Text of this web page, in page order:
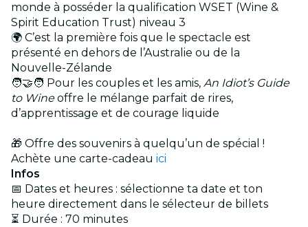
monde à posséder la qualification WSET (Wine &
Spirit Education Trust) niveau 3
🌍 C’est la première fois que le spectacle est
présenté en dehors de l’Australie ou de la
Nouvelle-Zélande
🧑‍🤝‍🧑 Pour les couples et les amis, An Idiot’s Guide
to Wineoffre le mélange parfait de rires,
d’apprentissage et de courage liquide
🎁 Offre des souvenirs à quelqu’un de spécial !
Achète une carte-cadeau ici
Infos
📅 Dates et heures : sélectionne ta date et ton
heure directement dans le sélecteur de billets
⏳ Durée : 70 minutes